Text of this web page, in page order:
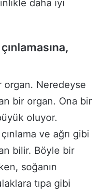
daha iyi
Neredeyse
bir organ. Ona bir
oluyor.
ve ağrı gibi
bilir. Böyle bir
soğanın
tıpa gibi